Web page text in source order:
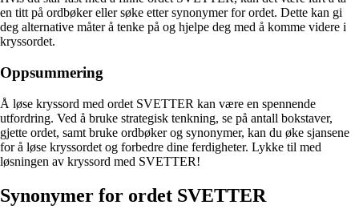
en titt på ordbøker eller søke etter synonymer for ordet. Dette kan gi
deg alternative måter å tenke på og hjelpe deg med å komme videre i
kryssordet.
Oppsummering
Å løse kryssord med ordet SVETTER kan være en spennende
utfordring. Ved å bruke strategisk tenkning, se på antall bokstaver,
gjette ordet, samt bruke ordbøker og synonymer, kan du øke sjansene
for å løse kryssordet og forbedre dine ferdigheter. Lykke til med
løsningen av kryssord med SVETTER!
Synonymer for ordet SVETTER